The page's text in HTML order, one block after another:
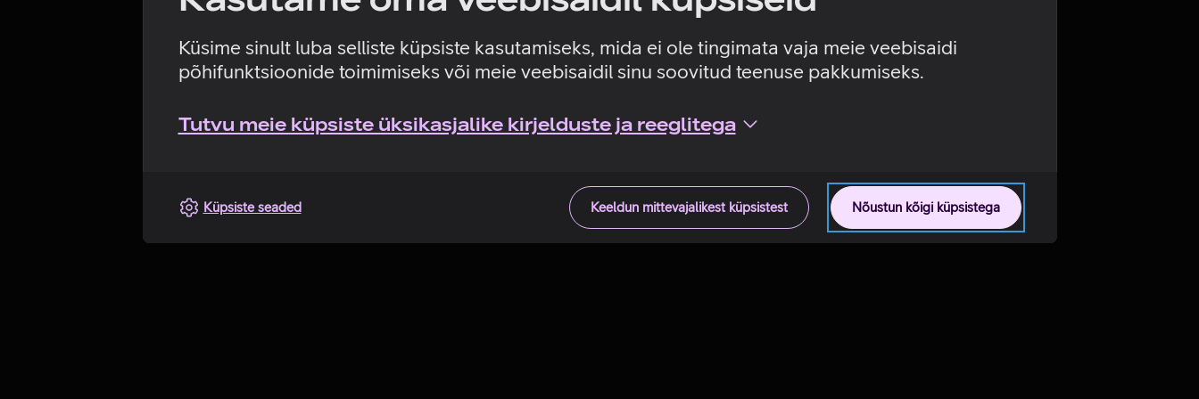
Küsime sinult luba selliste küpsiste kasutamiseks, mida ei ole tingimata vaja meie veebisaidi
põhifunktsioonide toimimiseks või meie veebisaidil sinu soovitud teenuse pakkumiseks.
Tutvu meie küpsiste üksikasjalike kirjelduste ja reeglitega
Nõustun kõigi küpsistega
Keeldun mittevajalikest küpsistest
Küpsiste seaded